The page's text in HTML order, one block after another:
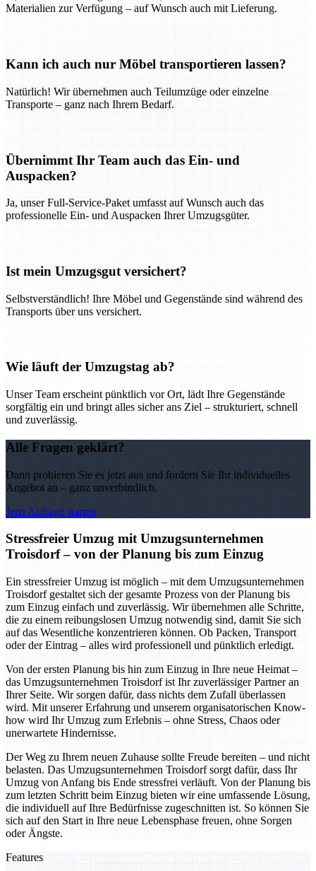
Materialien zur Verfügung – auf Wunsch auch mit Lieferung.
Kann ich auch nur Möbel transportieren lassen?
Natürlich! Wir übernehmen auch Teilumzüge oder einzelne
Transporte – ganz nach Ihrem Bedarf.
Übernimmt Ihr Team auch das Ein- und
Auspacken?
Ja, unser Full-Service-Paket umfasst auf Wunsch auch das
professionelle Ein- und Auspacken Ihrer Umzugsgüter.
Ist mein Umzugsgut versichert?
Selbstverständlich! Ihre Möbel und Gegenstände sind während des
Transports über uns versichert.
Wie läuft der Umzugstag ab?
Unser Team erscheint pünktlich vor Ort, lädt Ihre Gegenstände
sorgfältig ein und bringt alles sicher ans Ziel – strukturiert, schnell
und zuverlässig.
Alle Fragen geklärt?
Dann probieren Sie es jetzt aus und fordern Sie Ihr individuelles
Angebot an – ganz unverbindlich.
Jetzt Anfrage starten
Stressfreier Umzug mit Umzugsunternehmen
Troisdorf – von der Planung bis zum Einzug
Ein stressfreier Umzug ist möglich – mit dem Umzugsunternehmen
Troisdorf gestaltet sich der gesamte Prozess von der Planung bis
zum Einzug einfach und zuverlässig. Wir übernehmen alle Schritte,
die zu einem reibungslosen Umzug notwendig sind, damit Sie sich
auf das Wesentliche konzentrieren können. Ob Packen, Transport
oder der Eintrag – alles wird professionell und pünktlich erledigt.
Von der ersten Planung bis hin zum Einzug in Ihre neue Heimat –
das Umzugsunternehmen Troisdorf ist Ihr zuverlässiger Partner an
Ihrer Seite. Wir sorgen dafür, dass nichts dem Zufall überlassen
wird. Mit unserer Erfahrung und unserem organisatorischen Know-
how wird Ihr Umzug zum Erlebnis – ohne Stress, Chaos oder
unerwartete Hindernisse.
Der Weg zu Ihrem neuen Zuhause sollte Freude bereiten – und nicht
belasten. Das Umzugsunternehmen Troisdorf sorgt dafür, dass Ihr
Umzug von Anfang bis Ende stressfrei verläuft. Von der Planung bis
zum letzten Schritt beim Einzug bieten wir eine umfassende Lösung,
die individuell auf Ihre Bedürfnisse zugeschnitten ist. So können Sie
sich auf den Start in Ihre neue Lebensphase freuen, ohne Sorgen
oder Ängste.
Features